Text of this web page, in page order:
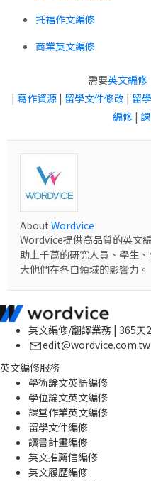
托福作文編修
商業英文編修
需要英文編修
| 寫作資源 | 留學文件修改 | 留
編修|
About Wordvice
Wordvice提供高品質的英文
助上千萬的研究人員、學生
大他們在各自領域的影響力。
英文編修/翻譯業務 | 365天
edit@wordvice.com.tw
英文編修服務
學術論文英語編修
學位論文英文編修
課堂作業英文編修
留學文件編修
讀書計畫編修
英文推薦信編修
英文履歷編修